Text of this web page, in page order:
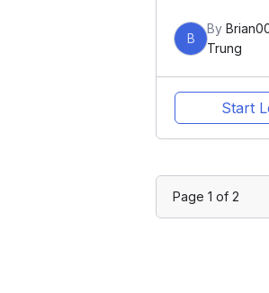
B
By
Trung
Start
Page 1 of 2